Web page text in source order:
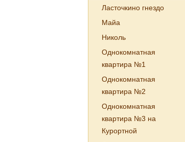
Ласточкино гнездо
Майа
Николь
Однокомнатная
квартира №1
Однокомнатная
квартира №2
Однокомнатная
квартира №3 на
Курортной